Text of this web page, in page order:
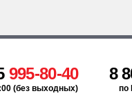
995-80-40
(без выходных)
8
по